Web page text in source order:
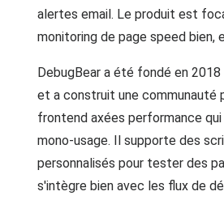
alertes email. Le produit est
monitoring de page speed bien,
DebugBear a été fondé en
et a construit une communauté
frontend axées performance
mono-usage. Il supporte des
personnalisés pour tester des
s'intègre bien avec les flux de